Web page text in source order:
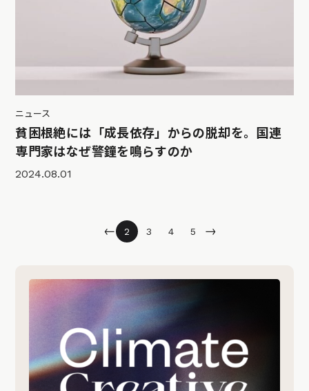
ニュース
貧困根絶には「成長依存」からの脱却を。国連
専門家はなぜ警鐘を鳴らすのか
2024.08.01
← 2 3 4 5 →